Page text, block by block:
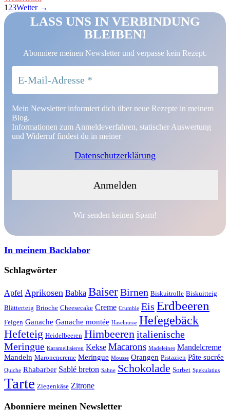
1 23Weiter →
LASS UNS IN VERBINDUNG
BLEIBEN!
Abonniere meinen Newsletter und verpasse kein Rezept.
Mein Newsletter informiert dich über neue Rezepte in meinem
Blog.
Informationen zum Anmeldeverfahren, statischer Auswertung
und Widerruf findest du in meiner
Datenschutzerklärung
Wir senden keinen Spam!
In meinem Backlabor
Schlagwörter
Apfel Aprikosen Babka BaiserBirnen Biskuitrolle Biskuitteig
Blätterteig Brioche Cheesecake Creme Crumble Eis Erdbeeren
Feigen Ganache Ganache montée Haselnüsse Hefegebäck
Hefeteig Heidelbeeren Himbeeren italienische
Meringue Karamellisieren Kekse Macarons Madeleines Mandelcreme
Mandeln Maronencreme Meringue Mousse Orangen Pistazien Pâte sucrée
Quiche Rhabarber Sablé breton Sahne Schokolade Sorbet Spekulatius
Tarte Ziegenkäse Zitrone
Abonniere meinen Newsletter